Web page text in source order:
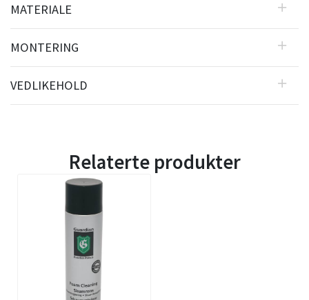
MATERIALE
MONTERING
VEDLIKEHOLD
Relaterte produkter